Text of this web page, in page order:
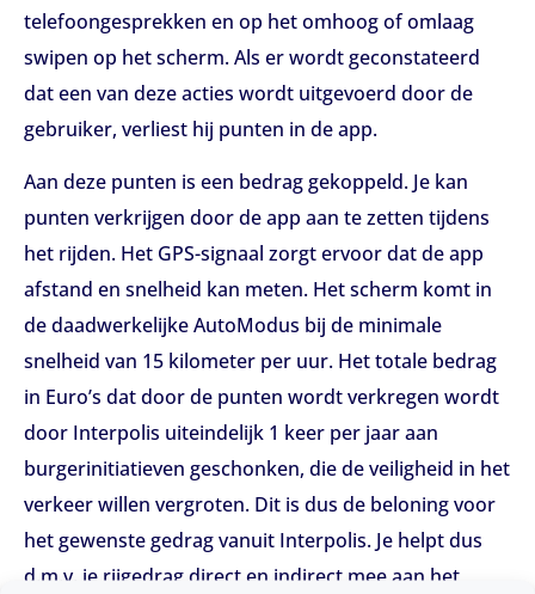
telefoongesprekken en op het omhoog of omlaag
swipen op het scherm. Als er wordt geconstateerd
dat een van deze acties wordt uitgevoerd door de
gebruiker, verliest hij punten in de app.
Aan deze punten is een bedrag gekoppeld. Je kan
punten verkrijgen door de app aan te zetten tijdens
het rijden. Het GPS-signaal zorgt ervoor dat de app
afstand en snelheid kan meten. Het scherm komt in
de daadwerkelijke AutoModus bij de minimale
snelheid van 15 kilometer per uur. Het totale bedrag
in Euro’s dat door de punten wordt verkregen wordt
door Interpolis uiteindelijk 1 keer per jaar aan
burgerinitiatieven geschonken, die de veiligheid in het
verkeer willen vergroten. Dit is dus de beloning voor
het gewenste gedrag vanuit Interpolis. Je helpt dus
d.m.v. je rijgedrag direct en indirect mee aan het